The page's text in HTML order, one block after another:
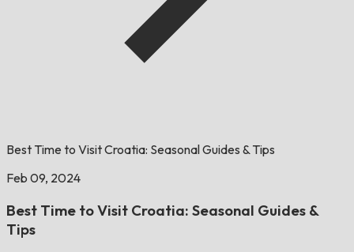
Best Time to Visit Croatia: Seasonal Guides & Tips
Feb 09, 2024
Best Time to Visit Croatia: Seasonal Guides &
Tips